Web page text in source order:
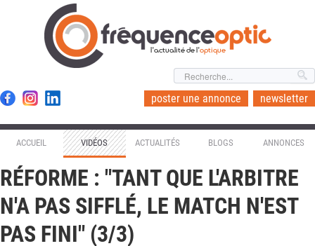
l'actualité de l'optique
poster une annonce newsletter
ACCUEIL VIDÉOS ACTUALITÉS BLOGS ANNONCES
RÉFORME : "TANT QUE L'ARBITRE
N'A PAS SIFFLÉ, LE MATCH N'EST
PAS FINI" (3/3)